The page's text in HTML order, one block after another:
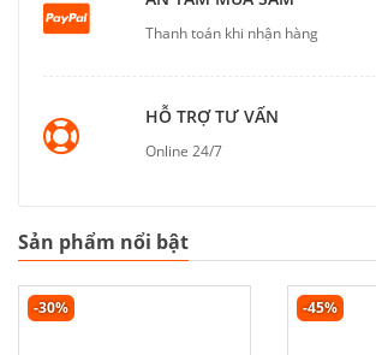
Thanh toán khi nhận hàng
HỖ TRỢ TƯ VẤN
Online 24/7
Sản phẩm nổi bật
-30% -45%